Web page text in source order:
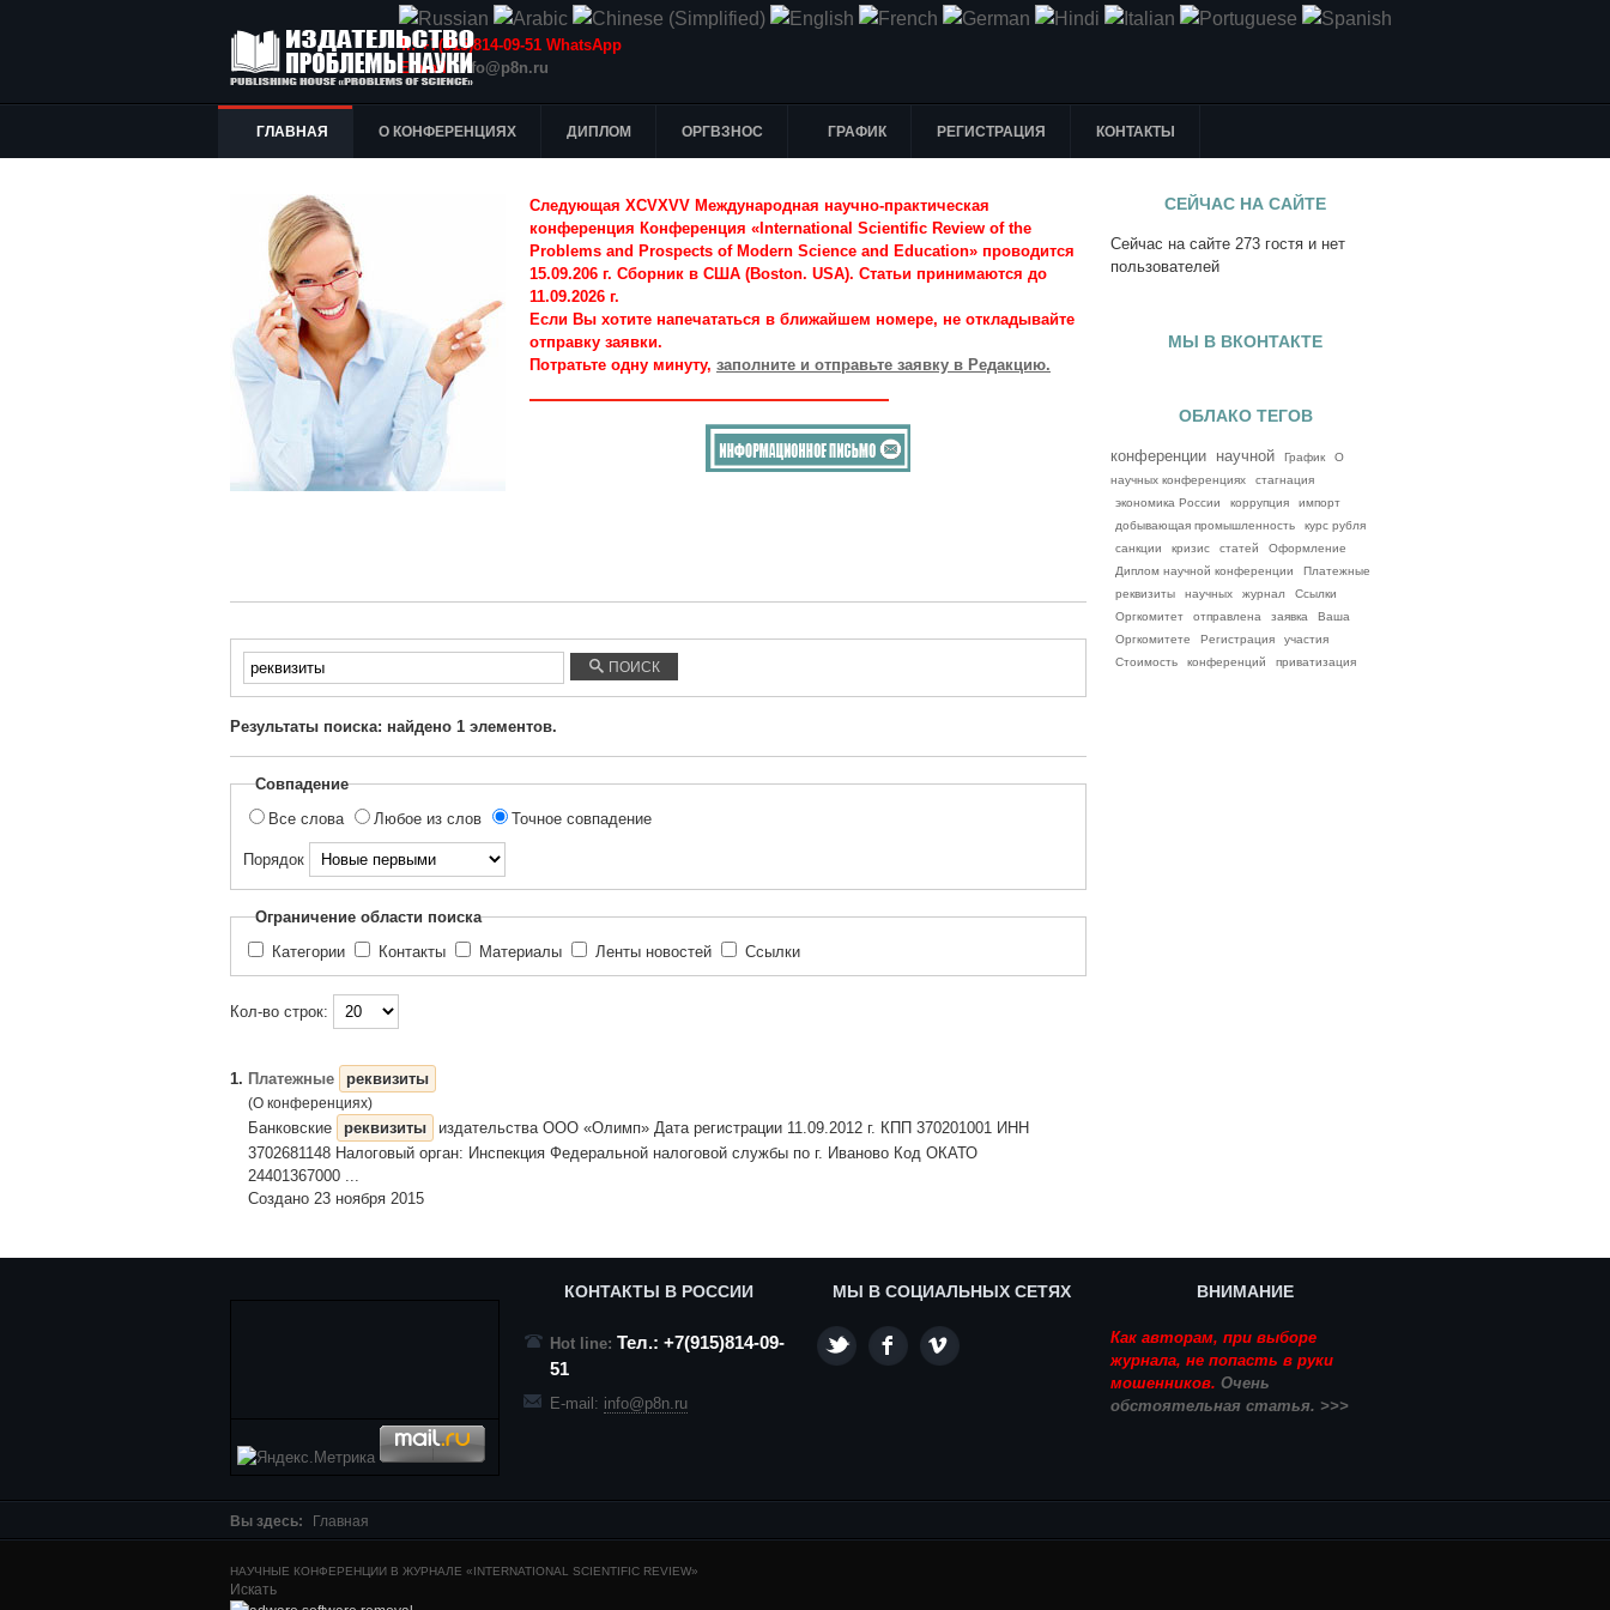
Т.: +7(915)814-09-51 WhatsApp
E-mail:info@p8n.ru
ГЛАВНАЯ О КОНФЕРЕНЦИЯХ ДИПЛОМ ОРГВЗНОС ГРАФИК РЕГИСТРАЦИЯ КОНТАКТЫ
Следующая XCVXVV Международная научно-практическая
конференция Конференция «International Scientific Review of the
Problems and Prospects of Modern Science and Education» проводится
15.09.206 г. Сборник в США (Boston. USA). Статьи принимаются до
11.09.2026 г.
Если Вы хотите напечататься в ближайшем номере, не откладывайте
отправку заявки.
Потратьте одну минуту, заполните и отправьте заявку в Редакцию.
Введите
текст
поиска...
ПОИСК
Результаты поиска: найдено 1 элементов.
Совпадение
Все слова
Любое из слов Точное совпадение
Порядок
Ограничение области поиска
Категории
Контакты Материалы Ленты новостей Ссылки
Кол-во строк:
1. Платежные реквизиты
(О конференциях)
Банковские реквизиты
издательства ООО «Олимп» Дата регистрации 11.09.2012 г. КПП 370201001 ИНН
3702681148 Налоговый орган: Инспекция Федеральной налоговой службы по г. Иваново Код ОКАТО
24401367000 ...
Создано 23 ноября 2015
СЕЙЧАС НА САЙТЕ
Сейчас на сайте 273 гостя и нет
пользователей
МЫ В ВКОНТАКТЕ
ОБЛАКО ТЕГОВ
конференции научной График
О
научных конференциях
стагнация
экономика России
коррупция
импорт
добывающая промышленность
курс рубля
санкции
кризис статей
Оформление
Диплом научной конференции
Платежные
реквизиты
научных журнал
Ссылки
Оргкомитет
отправлена заявка
Ваша
Оргкомитете
Регистрация
участия
Стоимость
конференций приватизация
КОНТАКТЫ В РОССИИ
Hot line: Тел.: +7(915)814-09-
51
E-mail: info@p8n.ru
МЫ В СОЦИАЛЬНЫХ СЕТЯХ ВНИМАНИЕ
Как авторам, при выборе
журнала, не попасть в руки
мошенников. Очень
обстоятельная статья. >>>
Вы здесь: Главная
НАУЧНЫЕ КОНФЕРЕНЦИИ В ЖУРНАЛЕ «INTERNATIONAL SCIENTIFIC REVIEW»
Искать